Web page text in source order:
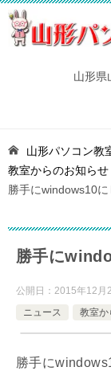
山形県
山形パソコン教
教室からのお知らせ
勝手にwindows10
勝手に
公開日： 2015年12月
ニュース
教室か
勝手に